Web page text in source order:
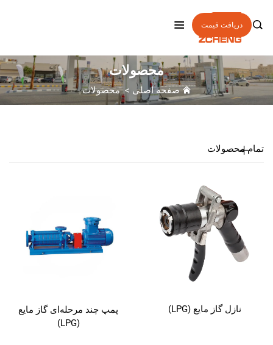
 دریافت قیمت
محصولات
صفحه اصلی >محصولات
تمام محصولات
نازل گاز مایع (LPG)
پمپ چند مرحله‌ای گاز مایع
(LPG)